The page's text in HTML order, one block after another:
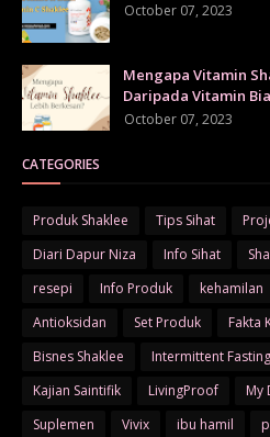
October 07, 2023
Mengapa Vitamin
Daripada Vitamin
October 07, 2023
CATEGORIES
Produk Shaklee Tips Sihat
Diari Dapur Niza
Info Sihat
resepi
Info Produk kehamilan
Antioksidan
Set Produk Fakta
Bisnes Shaklee
Intermittent Fasting
Kajian Saintifik
LivingProof My
Suplemen
Vivix ibu hamil